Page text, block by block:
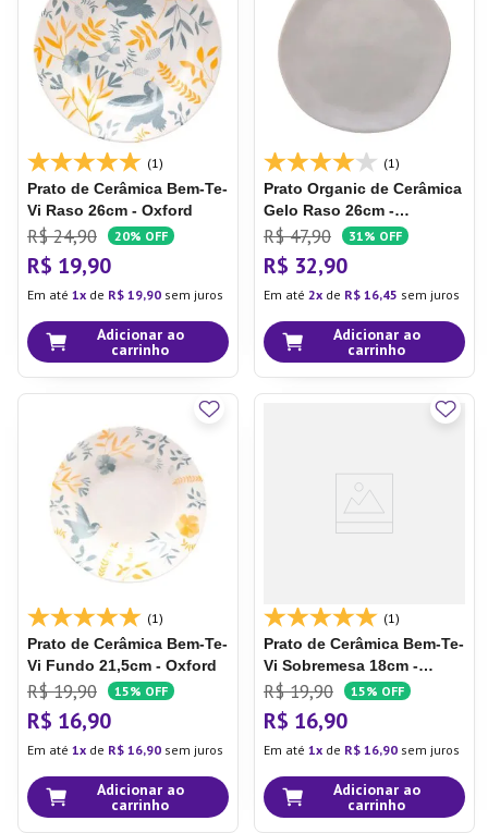
(1)
Prato de Cerâmica Bem-Te-
Vi Raso 26cm - Oxford
R$ 24,90 20% OFF
R$ 19,90
Em até 1 de R$ 19,90 sem juros
Adicionar ao
carrinho
(1)
Prato Organic de Cerâmica
Gelo Raso 26cm -
Copa&cia
R$ 47,90 31% OFF
R$ 32,90
Em até 2 de R$ 16,45 sem juros
Adicionar ao
carrinho
(1)
Prato de Cerâmica Bem-Te-
Vi Fundo 21,5cm - Oxford
R$ 19,90 15% OFF
R$ 16,90
Em até 1 de R$ 16,90 sem juros
Adicionar ao
carrinho
(1)
Prato de Cerâmica Bem-Te-
Vi Sobremesa 18cm -
Oxford
R$ 19,90 15% OFF
R$ 16,90
Em até 1 de R$ 16,90 sem juros
Adicionar ao
carrinho